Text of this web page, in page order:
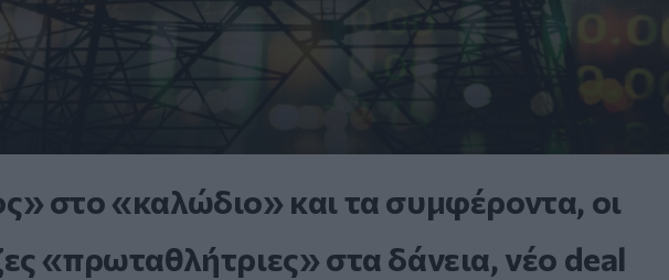
στο «καλώδιο» και τα συμφέροντα, οι
«πρωταθλήτριες» στα δάνεια, νέο deal